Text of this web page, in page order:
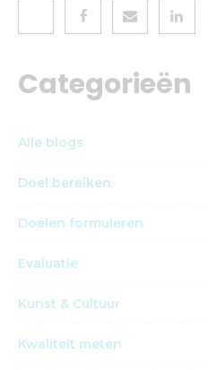
Categorieën
Alle blogs
Doel bereiken
Doelen formuleren
Evaluatie
Kunst & Cultuur
Kwaliteit meten